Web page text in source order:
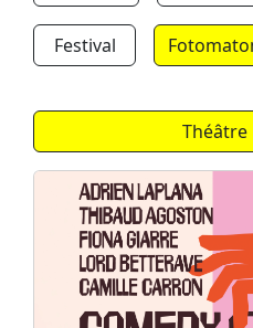
Festival
Théâtre